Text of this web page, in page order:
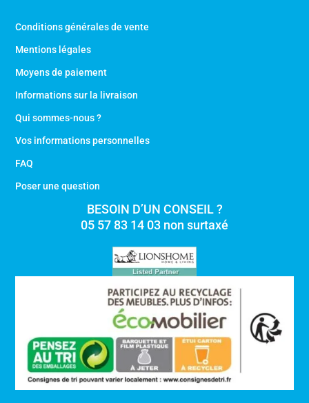
Conditions générales de vente
Mentions légales
Moyens de paiement
Informations sur la livraison
Qui sommes-nous ?
Vos informations personnelles
FAQ
Poser une question
BESOIN D’UN CONSEIL ?
05 57 83 14 03 non surtaxé